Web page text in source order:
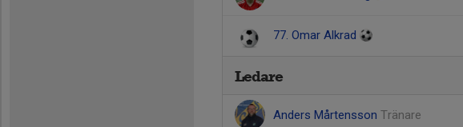
77. Omar Alkrad
Ledare
Anders Mårtensson Tränare